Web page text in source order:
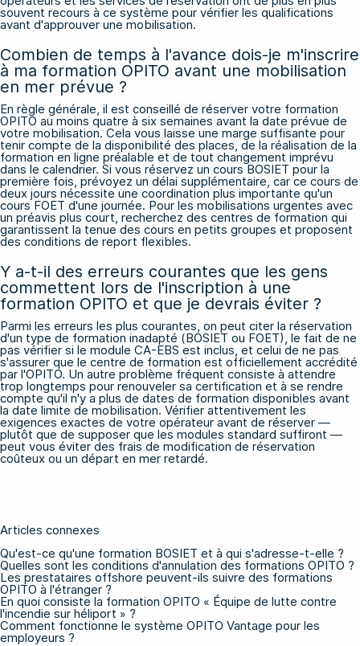
souvent recours à ce système pour vérifier les qualifications
avant d'approuver une mobilisation.
Combien de temps à l'avance dois-je m'inscrire
à ma formation OPITO avant une mobilisation
en mer prévue ?
En règle générale, il est conseillé de réserver votre formation
OPITO au moins quatre à six semaines avant la date prévue de
votre mobilisation. Cela vous laisse une marge suffisante pour
tenir compte de la disponibilité des places, de la réalisation de la
formation en ligne préalable et de tout changement imprévu
dans le calendrier. Si vous réservez un cours BOSIET pour la
première fois, prévoyez un délai supplémentaire, car ce cours de
deux jours nécessite une coordination plus importante qu'un
cours FOET d'une journée. Pour les mobilisations urgentes avec
un préavis plus court, recherchez des centres de formation qui
garantissent la tenue des cours en petits groupes et proposent
des conditions de report flexibles.
Y a-t-il des erreurs courantes que les gens
commettent lors de l'inscription à une
formation OPITO et que je devrais éviter ?
Parmi les erreurs les plus courantes, on peut citer la réservation
d'un type de formation inadapté (BOSIET ou FOET), le fait de ne
pas vérifier si le module CA-EBS est inclus, et celui de ne pas
s'assurer que le centre de formation est officiellement accrédité
par l'OPITO. Un autre problème fréquent consiste à attendre
trop longtemps pour renouveler sa certification et à se rendre
compte qu'il n'y a plus de dates de formation disponibles avant
la date limite de mobilisation. Vérifier attentivement les
exigences exactes de votre opérateur avant de réserver —
plutôt que de supposer que les modules standard suffiront —
peut vous éviter des frais de modification de réservation
coûteux ou un départ en mer retardé.
Articles connexes
Qu'est-ce qu'une formation BOSIET et à qui s'adresse-t-elle ?
Quelles sont les conditions d'annulation des formations OPITO ?
Les prestataires offshore peuvent-ils suivre des formations
OPITO à l'étranger ?
En quoi consiste la formation OPITO « Équipe de lutte contre
l'incendie sur héliport » ?
Comment fonctionne le système OPITO Vantage pour les
employeurs ?